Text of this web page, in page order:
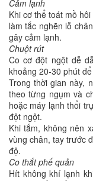
Cảm lạnh
Khi cơ thể toát mồ
làm tắc nghẽn lỗ
gây cảm lạnh.
Chuột rút
Co cơ đột ngột dễ
khoảng 20-30 phút
Trong thời gian này,
theo từng ngụm và
hoặc máy lạnh thổi
đột ngột.
Khi tắm, không nên
vùng chân, tay trước
độ.
Co thắt phế quản
Hít không khí lạnh